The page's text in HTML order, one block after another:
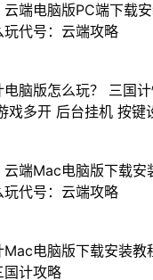
云端电脑版PC端下载
玩代号：云端攻略
电脑版怎么玩？ 三国
戏多开 后台挂机 按键
云端Mac电脑版下载安
玩代号：云端攻略
Mac电脑版下载安装教
国计攻略